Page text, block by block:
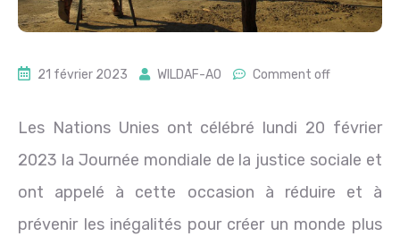
21 février 2023 WILDAF-AO Comment off
Les Nations Unies ont célébré lundi 20 février
2023 la Journée mondiale de la justice sociale et
ont appelé à cette occasion à réduire et à
prévenir les inégalités pour créer un monde plus